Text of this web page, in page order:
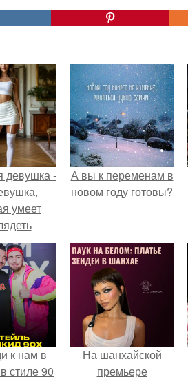
девушка -
умеет
и
в любои
А вы к переменам в
новом году готовы?
к нам в
стиле 90
На шанхайской
премьере